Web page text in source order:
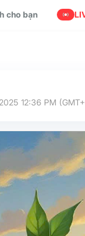
hóa
12:36 PM